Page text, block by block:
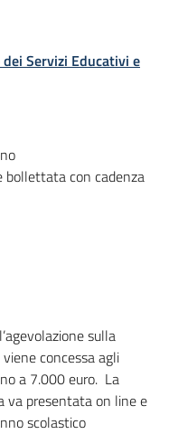
Servizi Educativi e
con cadenza
l’agevolazione sulla
concessa agli
a 7.000 euro. La
va presentata on line e
scolastico